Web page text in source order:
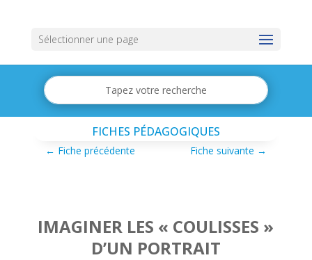
Sélectionner une page
FICHES PÉDAGOGIQUES
← Fiche précédente Fiche suivante →
IMAGINER LES « COULISSES »
D’UN PORTRAIT